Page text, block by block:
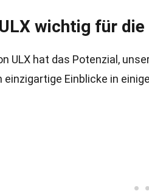
wichtig für
ULX hat das Potenzial,
einzigartige Einblicke in